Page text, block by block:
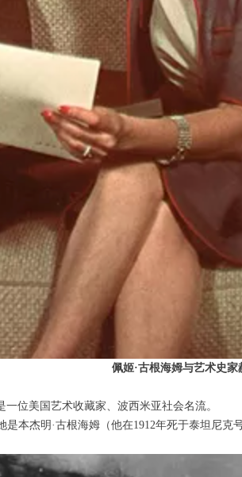
佩姬·古根海姆与艺术史家
一位美国艺术收藏家、波西米亚社会名流。
本杰明·古根海姆（他在1912年死于泰坦尼